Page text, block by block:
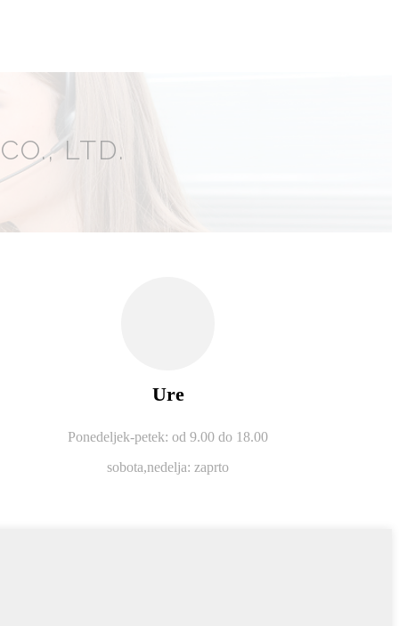
LTD.
Ure
Ponedeljek-petek: od 9.00 do 18.00
sobota,nedelja: zaprto